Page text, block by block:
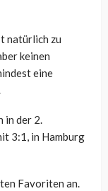
natürlich zu
keinen
eine
in der 2.
3:1, in Hamburg
Favoriten an.